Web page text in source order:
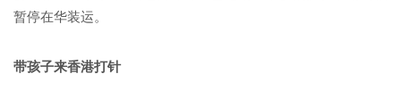
暂停在华装运。
带孩子来香港打针